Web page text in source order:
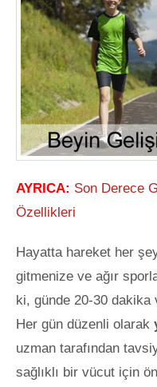
AYRICA: Son Derece
Özellikleri
Hayatta hareket her
gitmenize ve ağır
ki, günde 20-30 dakika
Her gün düzenli olarak
uzman tarafından
sağlıklı bir vücut için